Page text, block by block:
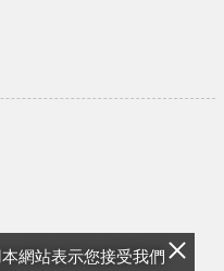
網站表示您接受我們